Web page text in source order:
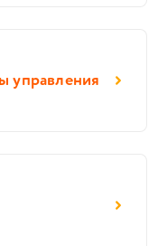
управления